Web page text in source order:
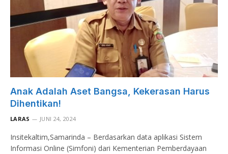
Anak Adalah Aset Bangsa, Kekerasan Harus
Dihentikan!
LARAS JUNI 24, 2024
Insitekaltim,Samarinda – Berdasarkan data aplikasi Sistem
Informasi Online (Simfoni) dari Kementerian Pemberdayaan